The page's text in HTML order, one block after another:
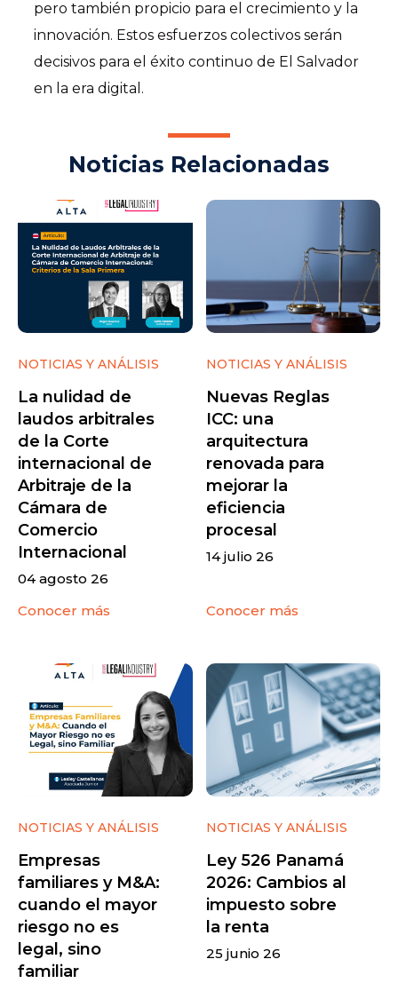
pero también propicio para el crecimiento y la
innovación. Estos esfuerzos colectivos serán
decisivos para el éxito continuo de El Salvador
en la era digital.
Noticias Relacionadas
NOTICIAS Y ANÁLISIS
La nulidad de
laudos arbitrales
de la Corte
internacional de
Arbitraje de la
Cámara de
Comercio
Internacional
04 agosto 26
Conocer más
NOTICIAS Y ANÁLISIS
Nuevas Reglas
ICC: una
arquitectura
renovada para
mejorar la
eficiencia
procesal
14 julio 26
Conocer más
NOTICIAS Y ANÁLISIS
Empresas
familiares y M&A:
cuando el mayor
riesgo no es
legal, sino
familiar
NOTICIAS Y ANÁLISIS
Ley 526 Panamá
2026: Cambios al
impuesto sobre
la renta
25 junio 26